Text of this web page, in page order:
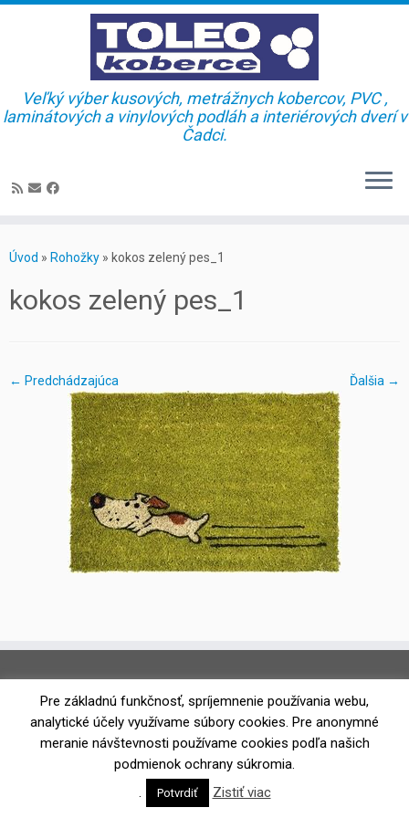
to
Veľký výber kusových, metrážnych kobercov, PVC ,
laminátových a vinylových podláh a interiérových dverí v
Čadci.
Úvod » Rohožky » kokos zelený pes_1
kokos zelený pes_1
← Predchádzajúca Ďalšia →
© 2026 Powered by
Designed with the
Customizr theme
Pre základnú funkčnosť, spríjemnenie používania webu,
analytické účely využívame súbory cookies. Pre anonymné
meranie návštevnosti používame cookies podľa našich
podmienok ochrany súkromia.
.
Potvrdiť Zistiť viac